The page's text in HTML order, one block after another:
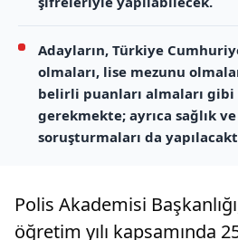
Adayların, Türkiye
olmaları, lise mezunu
belirli puanları almaları gibi
gerekmekte; ayrıca sağlık
soruşturmaları da
Polis Akademisi
öğretim yılı kapsamında